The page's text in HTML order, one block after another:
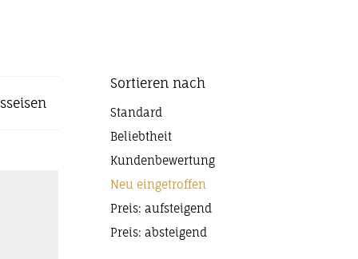
Sortieren nach
Standard
Beliebtheit
Kundenbewertung
Neu eingetroffen
Preis: aufsteigend
Preis: absteigend